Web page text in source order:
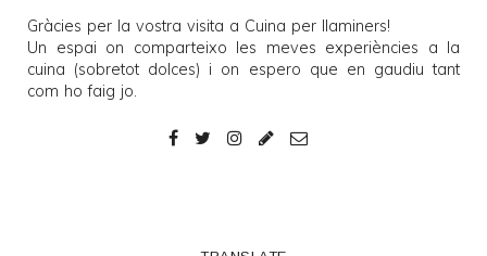
Gràcies per la vostra visita a Cuina per llaminers!
Un espai on comparteixo les meves experiències a la
cuina (sobretot dolces) i on espero que en gaudiu tant
com ho faig jo.